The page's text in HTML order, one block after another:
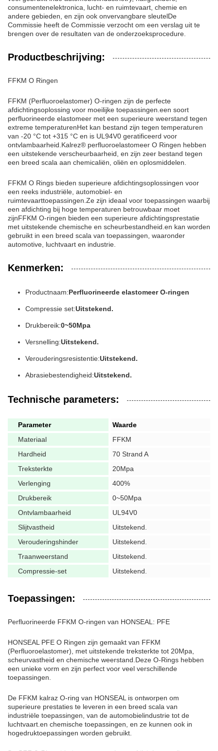
consumentenelektronica, lucht- en ruimtevaart, chemie en
andere gebieden , en zijn ook onvervangbare sleutelDe
Commissie heeft de Commissie verzocht om een verslag uit te
brengen over de resultaten van de onderzoeksprocedure.
Productbeschrijving:
FFKM O Ringen
FFKM (Perfluoroelastomer) O-ringen zijn de perfecte
afdichtingsoplossing voor moeilijke toepassingen.een soort
perfluorineerde elastomeer met een superieure weerstand tegen
extreme temperaturenHet kan bestand zijn tegen temperaturen
van -20 °C tot +315 °C en is UL94V0 geratificeerd voor
ontvlambaarheid.Kalrez® perfluoroelastomeer O Ringen hebben
een uitstekende verscheurbaarheid, en zijn zeer bestand tegen
een breed scala aan chemicaliën, oliën en oplosmiddelen.
FFKM O Rings bieden superieure afdichtingsoplossingen voor
een reeks industriële, automobiel- en
ruimtevaarttoepassingen.Ze zijn ideaal voor toepassingen waarbij
een afdichting bij hoge temperaturen betrouwbaar moet
zijnFFKM O-ringen bieden een superieure afdichtingsprestatie
met uitstekende chemische en scheurbestandheid.en kan worden
gebruikt in een breed scala van toepassingen, waaronder
automotive, luchtvaart en industrie.
Kenmerken:
Productnaam:Perfluorineerde elastomeer O-ringen
Compressie set:Uitstekend.
Drukbereik:0~50Mpa
Versnelling:Uitstekend.
Verouderingsresistentie:Uitstekend.
Abrasiebestendigheid:Uitstekend.
Technische parameters:
Parameter
Waarde
Materiaal
FFKM
Hardheid
70 Strand A
Treksterkte
20Mpa
Verlenging
400%
Drukbereik
0~50Mpa
Ontvlambaarheid
UL94V0
Slijtvastheid
Uitstekend.
Verouderingshinder
Uitstekend.
Traanweerstand
Uitstekend.
Compressie-set
Uitstekend.
Toepassingen:
Perfluorineerde FFKM O-ringen van HONSEAL: PFE
HONSEAL PFE O Ringen zijn gemaakt van FFKM
(Perfluoroelastomer), met uitstekende treksterkte tot 20Mpa,
scheurvastheid en chemische weerstand.Deze O-Rings hebben
een unieke vorm en zijn perfect voor veel verschillende
toepassingen.
De FFKM kalraz O-ring van HONSEAL is ontworpen om
superieure prestaties te leveren in een breed scala van
industriële toepassingen, van de automobielindustrie tot de
luchtvaart.en chemische toepassingen, en ze kunnen ook in
hogedruktoepassingen worden gebruikt.